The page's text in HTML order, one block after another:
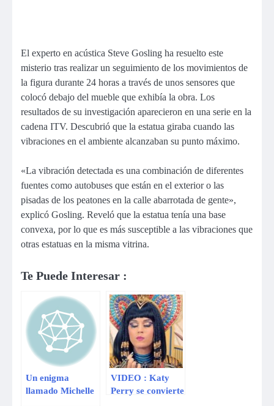
El experto en acústica Steve Gosling ha resuelto este
misterio tras realizar un seguimiento de los movimientos de
la figura durante 24 horas a través de unos sensores que
colocó debajo del mueble que exhibía la obra. Los
resultados de su investigación aparecieron en una serie en la
cadena ITV. Descubrió que la estatua giraba cuando las
vibraciones en el ambiente alcanzaban su punto máximo.
«La vibración detectada es una combinación de diferentes
fuentes como autobuses que están en el exterior o las
pisadas de los peatones en la calle abarrotada de gente»,
explicó Gosling. Reveló que la estatua tenía una base
convexa, por lo que es más susceptible a las vibraciones que
otras estatuas en la misma vitrina.
Te Puede Interesar :
Un enigma
llamado Michelle
VIDEO : Katy
Perry se convierte